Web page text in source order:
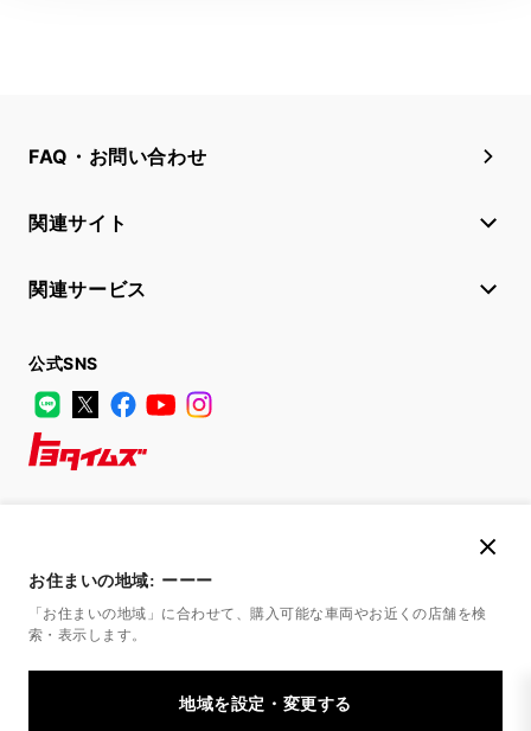
お住まいの地域: ーーー
「お住まいの地域」に合わせて、購入可能な車両やお近くの店舗を検
索・表示します。
FAQ・お問い合わせ
関連サイト
関連サービス
公式SNS
LINE
X FacebookYouTube
登録はこちら
TOYOTAアカウント利用規約反社会的勢力に対する基本方針企業情報